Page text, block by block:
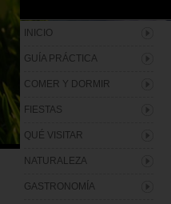
INICIO
GUÍA PRÁCTICA
COMER Y DORMIR
FIESTAS
QUÉ VISITAR
NATURALEZA
GASTRONOMÍA